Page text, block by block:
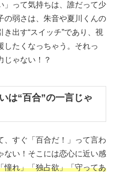
」って気持ちは、誰だって少
の弱さは、朱音や夏川くんの
き出す“スイッチ”であり、視
したくなっちゃう 。それっ
じゃない！？
は“百合”の一言じゃ
、すぐ「百合だ！」って言わ
ない！そこには恋心に近い感
憧れ」「独占欲」「守ってあ